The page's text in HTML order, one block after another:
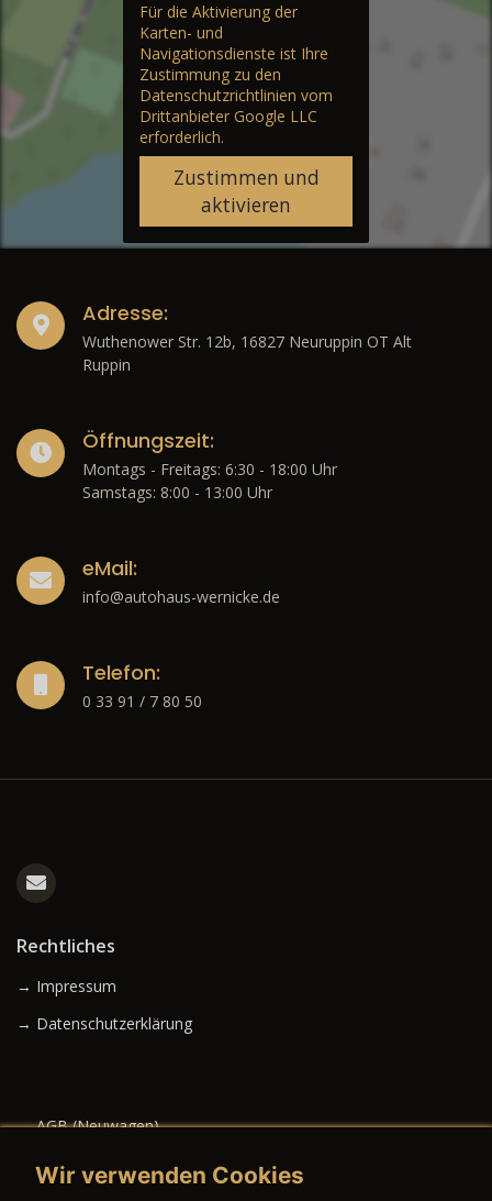
Für die Aktivierung der
Karten- und
Navigationsdienste ist Ihre
Zustimmung zu den
Datenschutzrichtlinien vom
Drittanbieter Google LLC
erforderlich.
Zustimmen und
aktivieren
Adresse:
Wuthenower Str. 12b, 16827 Neuruppin OT Alt
Ruppin
Öffnungszeit:
Montags - Freitags: 6:30 - 18:00 Uhr
Samstags: 8:00 - 13:00 Uhr
eMail:
info@autohaus-wernicke.de
Telefon:
0 33 91 / 7 80 50
Rechtliches
→ Impressum
→ Datenschutzerklärung
→ AGB (Neuwagen)
→ AGB (Gebrauchtwagen)
Wir verwenden Cookies